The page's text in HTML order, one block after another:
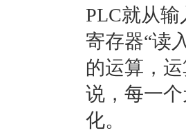
PLC就从
寄存器“读
的运算，
说，每一
化。